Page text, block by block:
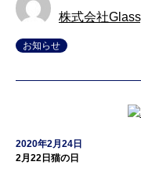
株式会社
お知らせ
2020年2月24日
2月22日猫の日